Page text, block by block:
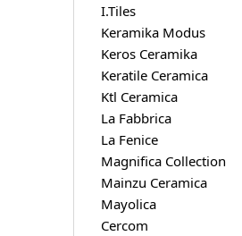
I.Tiles
Keramika Modus
Keros Ceramika
Keratile Ceramica
Ktl Ceramica
La Fabbrica
La Fenice
Magnifica Collection
Mainzu Ceramica
Mayolica
Cercom